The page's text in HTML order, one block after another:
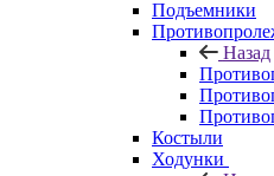
Подъемники
Назад
Костыли
Ходунки